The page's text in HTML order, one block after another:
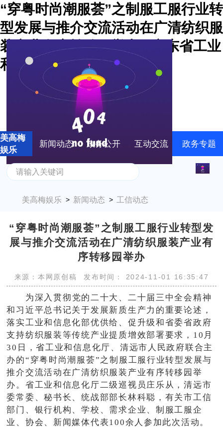
“穿粤时尚潮服荟”之制服工服行业转
型发展与推介交流活动在广清纺织服
装产业有序转移园举办 | 广东省工业
和信息化厅-美高梅娱乐
美高梅
娱乐
新闻动态 政务公开 互动交流 政务专题
美高梅娱乐 > 新闻动态 > 工信动态
“穿粤时尚潮服荟”之制服工服行业转型发
展与推介交流活动在广清纺织服装产业有
序转移园举办
来源：本网原创稿 发布时间： 2024-11-01 16:35:47
为深入贯彻党的二十大、二十届三中全会精神
和习近平总书记关于发展新质生产力的重要论述，
落实工业和信息化部优供给、促升级和省委省政府
支持纺织服装等传统产业提质增效部署要求，10月
30日，省工业和信息化厅、清远市人民政府联合主
办的“穿粤时尚潮服荟”之制服工服行业转型发展与
推介交流活动在广清纺织服装产业有序转移园举
办。省工业和信息化厅二级巡视员庄乐从，清远市
委常委、秘书长、统战部部长林科聪，有关市工信
部门、银行机构、学校、需求企业、制服工服企
业、协会、新闻媒体代表100余人参加此次活动。